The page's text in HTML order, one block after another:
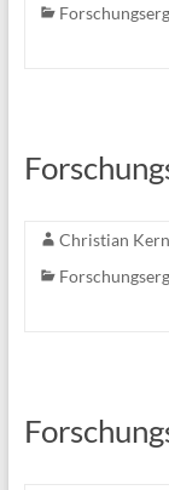
Christian Kern